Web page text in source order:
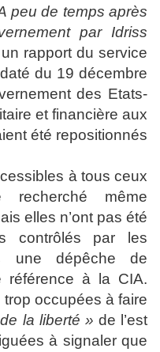
peu de temps après
par Idriss
rapport du service
du 19 décembre
des Etats-
et financière aux
été repositionnés
à tous ceux
même
elles n’ont pas été
contrôlés par les
une dépêche de
à la CIA.
occupées à faire
la liberté » de l’est
à signaler que